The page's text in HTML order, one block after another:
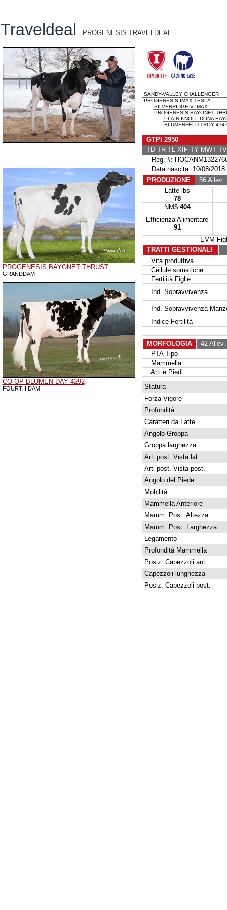
Traveldeal PROGENESIS TRAVELDEAL
PROGENESIS BAYONET THRUST
GRANDDAM
CO-OP BLUMEN DAY 4292
FOURTH DAM
SANDY-VALLEY CHALLENGER
PROGENESIS IMAX TESLA
SILVERRIDGE V IMAX
PROGENESIS BAYONET
PLAIN-KNOLL DONA
BLUMENFELD TROY
GTPI 2950
TD TR TL XIF TY MWT
Reg. #:
Data nascita: 10/08/2018
PRODUZIONE
56 Allev.
Latte lbs
78
NM$ 404
Efficienza Alimentare
91
EVM
TRATTI GESTIONALI
Vita produttiva
Cellule somatiche
Fertilità Figlie
Ind. Sopravvivenza
Ind. Sopravvivenza
Indice Fertilità
MORFOLOGIA 42 Allev.
PTA Tipo
Mammella
Arti e Piedi
Statura
Forza-Vigore
Profondità
Caratteri da Latte
Angolo Groppa
Groppa larghezza
Arti post. Vista lat.
Arti post. Vista post.
Angolo del Piede
Mobilità
Mammella Anteriore
Mamm. Post. Altezza
Mamm. Post. Larghezza
Legamento
Profondità Mammella
Posiz. Capezzoli ant.
Capezzoli lunghezza
Posiz. Capezzoli post.